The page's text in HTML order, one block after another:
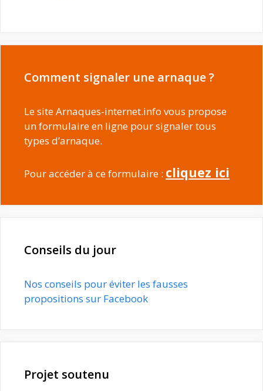
Comment signaler une arnaque ?
Le site Arnaques-internet.info vous propose
un formulaire en ligne pour signaler tous
types d’arnaque.
Pour accéder à ce formulaire : cliquez ici
Conseils du jour
Nos conseils pour éviter les fausses
propositions sur Facebook
Projet soutenu